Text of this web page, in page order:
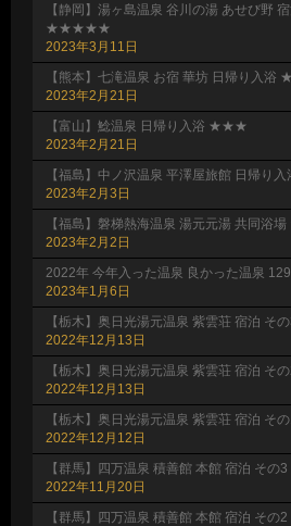
【静岡】湯ヶ島温泉 谷川の湯 あせび野
★★★★★
2023年3月11日
【熊本】七滝温泉 お宿 華坊 日帰り入
2023年2月21日
【富山】鯰温泉 日帰り入浴 ★★★
2023年2月21日
【福島】中ノ沢温泉 平澤屋旅館 日帰
2023年2月3日
【福島】磐梯熱海温泉 湯元元湯 共同
2023年2月2日
2022年 今年入った温泉 良かった温泉
2023年1月6日
【栃木】奥日光湯元温泉 紫雲荘 宿泊 そ
2022年12月13日
【栃木】奥日光湯元温泉 紫雲荘 宿泊 そ
2022年12月13日
【栃木】奥日光湯元温泉 紫雲荘 宿泊
2022年12月12日
【群馬】四万温泉 積善館 本館 宿泊 その
2022年11月20日
【群馬】四万温泉 積善館 本館 宿泊 その